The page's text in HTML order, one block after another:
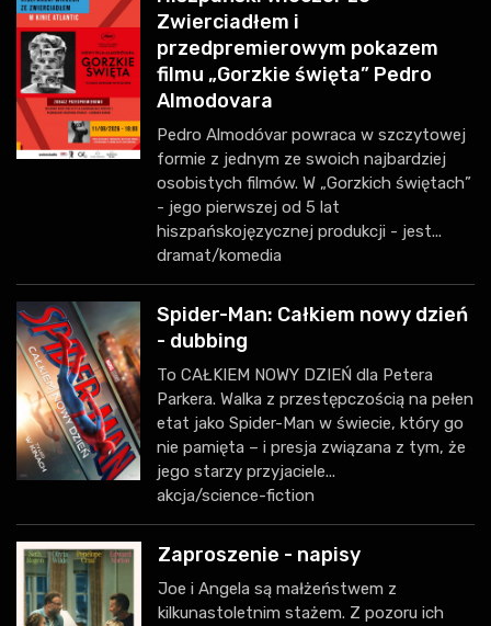
Zwierciadłem i
przedpremierowym pokazem
filmu „Gorzkie święta” Pedro
Almodovara
Pedro Almodóvar powraca w szczytowej
formie z jednym ze swoich najbardziej
osobistych filmów. W „Gorzkich świętach”
- jego pierwszej od 5 lat
hiszpańskojęzycznej produkcji - jest...
dramat/komedia
Spider-Man: Całkiem nowy dzień
- dubbing
To CAŁKIEM NOWY DZIEŃ dla Petera
Parkera. Walka z przestępczością na pełen
etat jako Spider-Man w świecie, który go
nie pamięta – i presja związana z tym, że
jego starzy przyjaciele...
akcja/science-fiction
Zaproszenie - napisy
Joe i Angela są małżeństwem z
kilkunastoletnim stażem. Z pozoru ich